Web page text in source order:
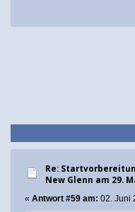
Re:
New Glenn am 29.
« Antwort #59 am: 02. Juni